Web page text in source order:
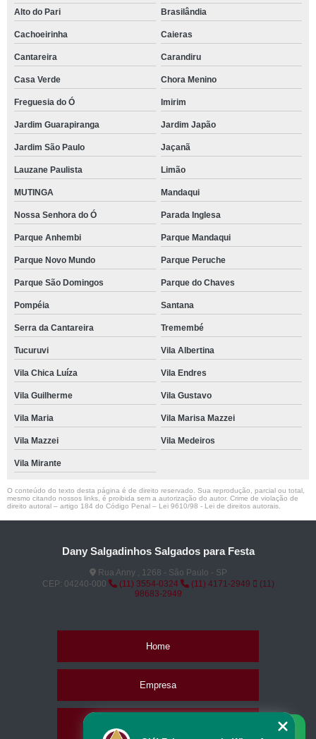
Alto do Pari
Brasilândia
Cachoeirinha Caieras
Cantareira Carandiru
Casa Verde Chora Menino
Freguesia do Ó Imirim
Jardim Guarapiranga Jardim Japão
Jardim São Paulo Jaçanã
Lauzane Paulista Limão
MUTINGA Mandaqui
Nossa Senhora do Ó Parada Inglesa
Parque Anhembi Parque Mandaqui
Parque Novo Mundo Parque Peruche
Parque São Domingos Parque do Chaves
Pompéia Santana
Serra da Cantareira Tremembé
Tucuruvi Vila Albertina
Vila Chica Luíza Vila Endres
Vila Guilherme Vila Gustavo
Vila Maria Vila Marisa Mazzei
Vila Mazzei Vila Medeiros
Vila Mirante
O conteúdo do texto desta página é de direito reservado. Sua reprodução, parcial ou total,
mesmo citando nossos links, é proibida sem a autorização do autor. Crime de violação de
direito autoral – artigo 184 do Código Penal – Lei 9610/98 - Lei de direitos autorais
Dany Salgadinhos Salgados para Festa
Rua Anny , 1268 - São Paulo - SP
CEP: 04240-000
(11) 3554-0324 (11) 4171-2949
(11)
98683-2949
Home
Empresa